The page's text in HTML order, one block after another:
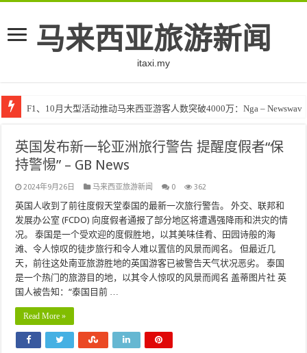
马来西亚旅游新闻
itaxi.my
F1、10月大型活动推动马来西亚游客人数突破4000万：Nga – Newswav
英国发布新一轮亚洲旅行警告 提醒度假者“保
持警惕” – GB News
2024年9月26日 马来西亚旅游新闻 0 362
英国人收到了前往度假天堂泰国的最新一次旅行警告。 外交、联邦和
发展办公室 (FCDO) 向度假者通报了部分地区将遭遇强降雨和洪灾的情
况。 泰国是一个受欢迎的度假胜地，以其美味佳肴、田园诗般的海
滩、令人惊叹的徒步旅行和令人难以置信的风景而闻名。 但最近几
天，前往这处南亚旅游胜地的英国游客已被警告天气状况恶劣。 泰国
是一个热门的旅游目的地，以其令人惊叹的风景而闻名 盖蒂图片社 英
国人被告知：“泰国目前 …
Read More »